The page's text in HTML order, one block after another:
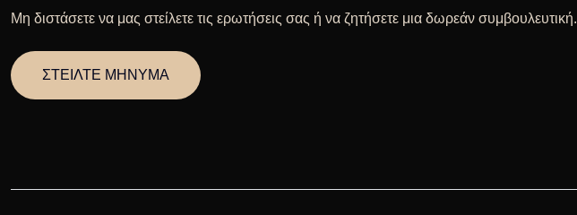
Μη διστάσετε να μας στείλετε τις ερωτήσεις σας ή να ζητήσετε μια δωρεάν συμβουλευτική.
ΣΤΕΙΛΤΕ ΜΗΝΥΜΑ